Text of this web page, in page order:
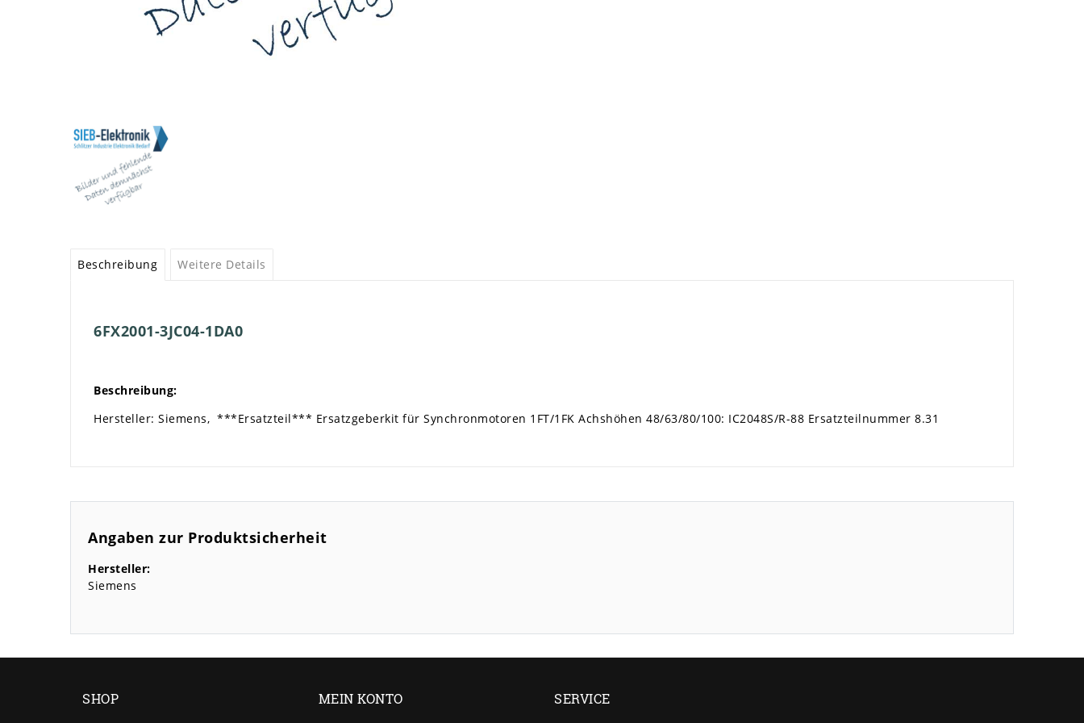
Beschreibung Weitere Details
6FX2001-3JC04-1DA0
Beschreibung:
Hersteller: Siemens, ***Ersatzteil*** Ersatzgeberkit für Synchronmotoren 1FT/1FK Achshöhen 48/63/80/100: IC2048S/R-88 Ersatzteilnummer 8.31
Angaben zur Produktsicherheit
Hersteller:
Siemens
SHOP MEIN KONTO SERVICE